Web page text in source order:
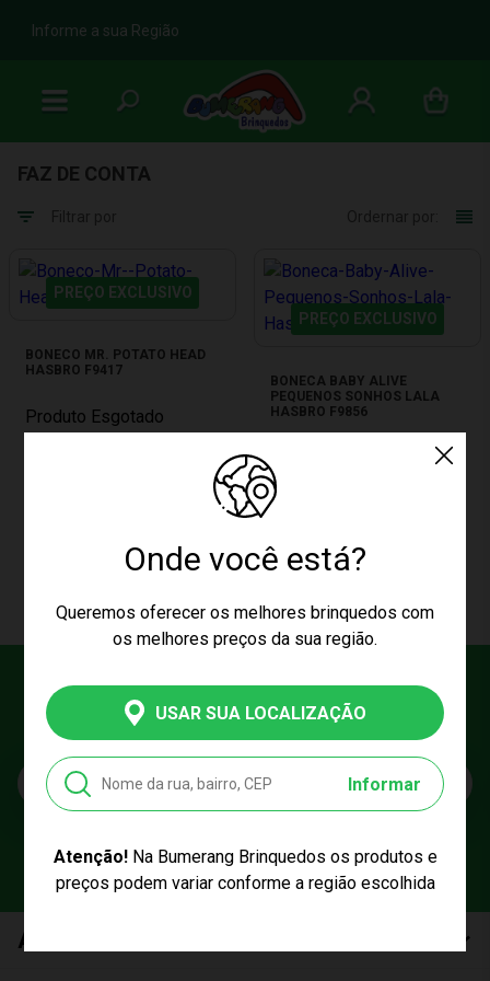
b
Informe a sua Região
Onde você está?
Queremos oferecer os melhores brinquedos com
os melhores preços da sua região.
USAR SUA LOCALIZAÇÃO
Informar
Atenção!Na Bumerang Brinquedos os produtos e
preços podem variar conforme a região escolhida
FAZ DE CONTA
PREÇO EXCLUSIVO
BONECO MR. POTATO HEAD
HASBRO F9417
Produto Esgotado
PREÇO EXCLUSIVO
BONECA BABY ALIVE
PEQUENOS SONHOS LALA
HASBRO F9856
CARREGAR MAIS PRODUTOS
Cadastre seu e-mail
E fique por dentro das promoções e novidades da Bumerang!
E-mail
Atendimento